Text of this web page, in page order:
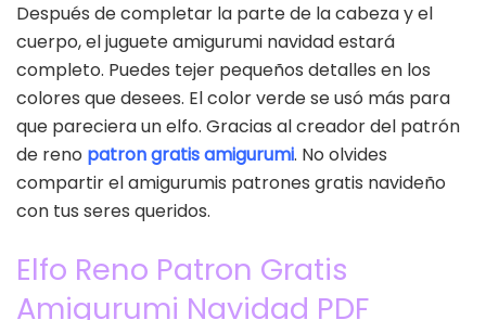
Después de completar la parte de la cabeza y el
cuerpo, el juguete amigurumi navidad estará
completo. Puedes tejer pequeños detalles en los
colores que desees. El color verde se usó más para
que pareciera un elfo. Gracias al creador del patrón
de reno patron gratis amigurumi. No olvides
compartir el amigurumis patrones gratis navideño
con tus seres queridos.
Elfo Reno Patron Gratis
Amigurumi Navidad PDF